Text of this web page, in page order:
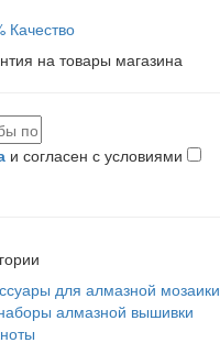
Качество
на товары магазина
и согласен с условиями
для алмазной мозаики
алмазной вышивки